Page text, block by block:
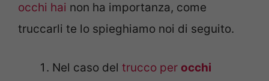
occhi hai non ha importanza, come
truccarli te lo spieghiamo noi di seguito.
Nel caso del trucco per occhi